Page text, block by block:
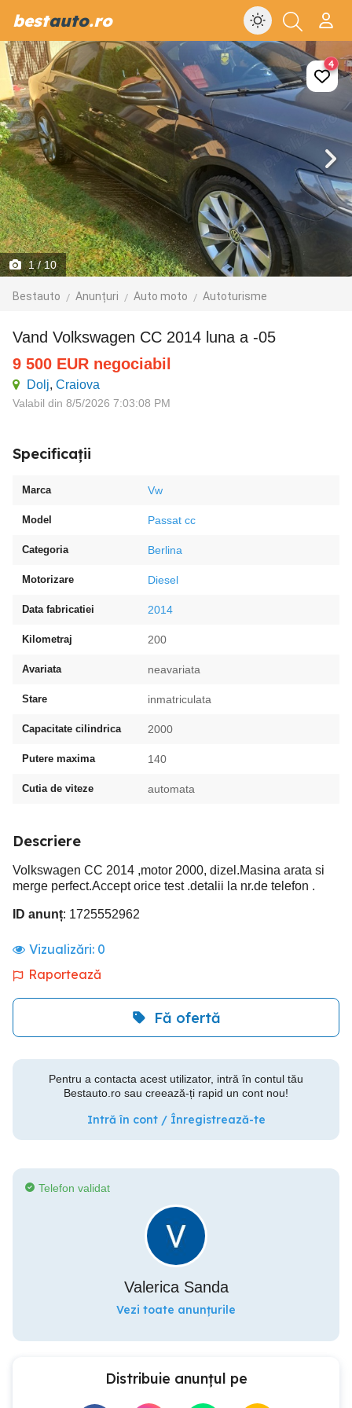
bestauto.ro
1/ 10
Bestauto Anunțuri Auto moto Autoturisme
4
Vand Volkswagen CC 2014 luna a -05
9 500 EUR negociabil
Dolj, Craiova
Valabil din 8/5/2026 7:03:08 PM
Specificații
Marca Vw
Model Passat cc
Categoria Berlina
Motorizare Diesel
Data fabricatiei 2014
Kilometraj 200
Avariata neavariata
Stare inmatriculata
Capacitate cilindrica 2000
Putere maxima 140
Cutia de viteze automata
Descriere
Volkswagen CC 2014 ,motor 2000, dizel.Masina arata si
merge perfect.Accept orice test .detalii la nr.de telefon .
ID anunț: 1725552962
Vizualizări: 0
Raportează
Fă ofertă
Pentru a contacta acest utilizator, intră în contul tău
Bestauto.ro sau creează-ți rapid un cont nou!
Intră în cont / Înregistrează-te
Telefon validat
Valerica Sanda
Vezi toate anunțurile
Distribuie anunțul pe